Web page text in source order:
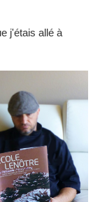
j'étais allé à